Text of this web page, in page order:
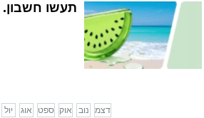
תעשו חשבון.
יול אוג ספט אוק נוב
דצמ